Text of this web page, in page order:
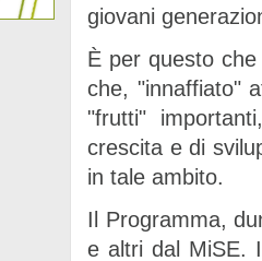
giovani
È per questo
che, "innaffiato"
"frutti"
crescita e di
in tale ambito.
Il Programma,
e altri dal MiSE.